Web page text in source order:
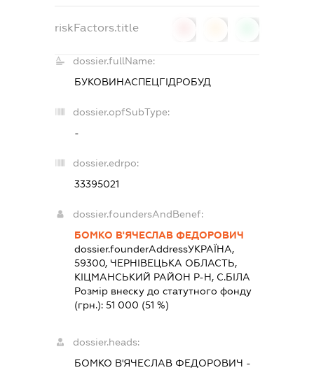
riskFactors.title
dossier.fullName:
БУКОВИНАСПЕЦГІДРОБУД
dossier.opfSubType:
-
dossier.edrpo:
33395021
dossier.foundersAndBenef:
БОМКО В'ЯЧЕСЛАВ ФЕДОРОВИЧ
dossier.founderAddressУКРАЇНА,
59300, ЧЕРНIВЕЦЬКА ОБЛАСТЬ,
КIЦМАНСЬКИЙ РАЙОН Р-Н, С.БІЛА
Розмір внеску до статутного фонду
(грн.):51 000 (51 %)
dossier.heads:
БОМКО В'ЯЧЕСЛАВ ФЕДОРОВИЧ -